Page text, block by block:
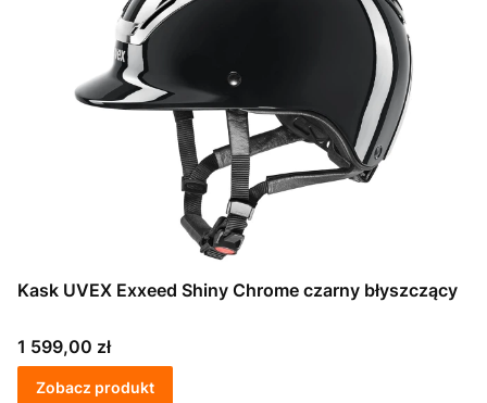
Kask UVEX Exxeed Shiny Chrome czarny błyszczący
Cena
1 599,00 zł
Zobacz produkt